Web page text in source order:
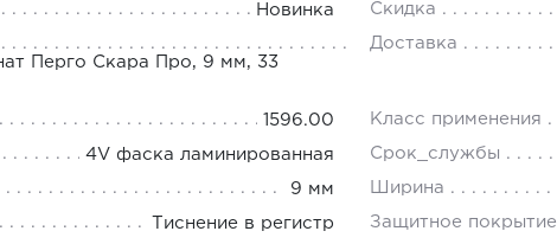
Новинка Скидка
Перго Скара Про, 9 мм, 33
Доставка
1596.00 Класс применения
4V фаска ламинированная Срок_службы
9 мм Ширина
Тиснение в регистр Защитное покрытие